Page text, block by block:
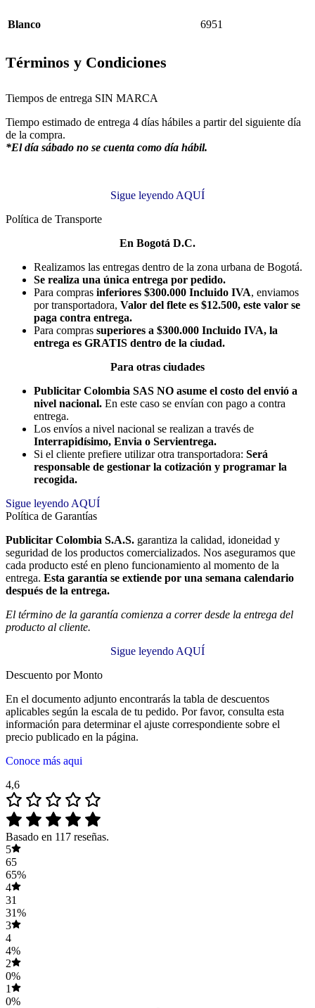
Blanco 6951
Términos y Condiciones
Tiempos de entrega SIN MARCA
Tiempo estimado de entrega 4 días hábiles a partir del siguiente día
de la compra.
*El día sábado no se cuenta como día hábil.
Sigue leyendo AQUÍ
Política de Transporte
En Bogotá D.C.
Realizamos las entregas dentro de la zona urbana de Bogotá.
Se realiza una única entrega por pedido.
Para compras inferiores $300.000 Incluido IVA, enviamos
por transportadora, Valor del flete es $12.500, este valor se
paga contra entrega.
Para compras superiores a $300.000 Incluido IVA, la
entrega es GRATIS dentro de la ciudad.
Para otras ciudades
Publicitar Colombia SAS NO asume el costo del envió a
nivel nacional. En este caso se envían con pago a contra
entrega.
Los envíos a nivel nacional se realizan a través de
Interrapidísimo, Envia o Servientrega.
Si el cliente prefiere utilizar otra transportadora: Será
responsable de gestionar la cotización y programar la
recogida.
Sigue leyendo AQUÍ
Política de Garantías
Publicitar Colombia S.A.S. garantiza la calidad, idoneidad y
seguridad de los productos comercializados. Nos aseguramos que
cada producto esté en pleno funcionamiento al momento de la
entrega. Esta garantía se extiende por una semana calendario
después de la entrega.
El término de la garantía comienza a correr desde la entrega del
producto al cliente.
Sigue leyendo AQUÍ
Descuento por Monto
En el documento adjunto encontrarás la tabla de descuentos
aplicables según la escala de tu pedido. Por favor, consulta esta
información para determinar el ajuste correspondiente sobre el
precio publicado en la página.
Conoce más aqui
4,6
Basado en 117 reseñas.
5
65
65%
4
31
31%
3
4
4%
2
0%
1
0%